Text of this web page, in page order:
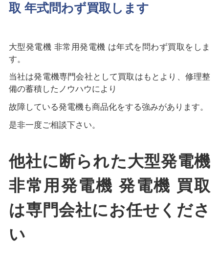
取 年式問わず買取します
大型発電機 非常用発電機 は年式を問わず買取をしま
す。
当社は発電機専門会社として買取はもとより、修理整
備の蓄積したノウハウにより
故障している発電機も商品化をする強みがあります。
是非一度ご相談下さい。
他社に断られた大型発電機
非常用発電機 発電機 買取
は専門会社にお任せくださ
い